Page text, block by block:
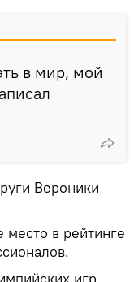
в мир, мой
Вероники
место в рейтинге
игр